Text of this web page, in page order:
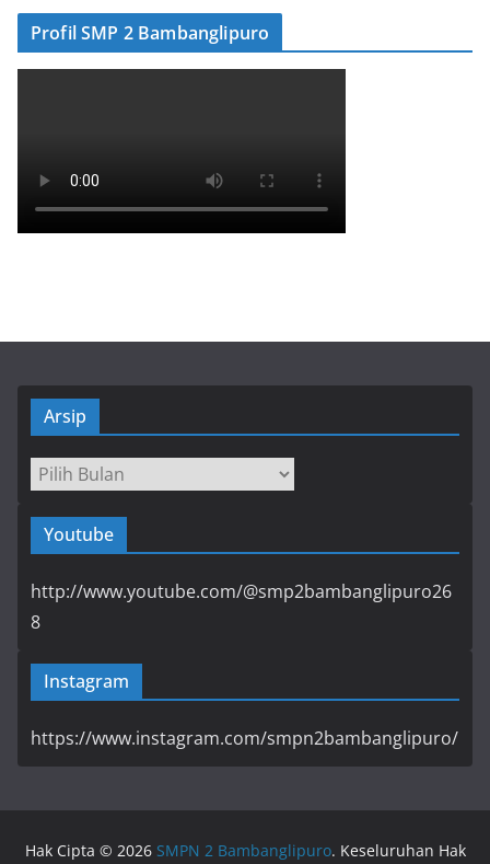
Profil SMP 2 Bambanglipuro
Arsip
Arsip
Youtube
http://www.youtube.com/@smp2bambanglipuro26
8
Instagram
https://www.instagram.com/smpn2bambanglipuro/
Hak Cipta © 2026 SMPN 2 Bambanglipuro. Keseluruhan Hak